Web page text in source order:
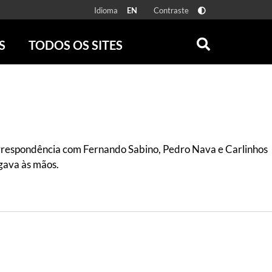
Idioma EN Contraste
TODOS OS SITES
TESTEMUNHA OCULAR
CLARICE LISPECTOR
com Fernando Sabino, Pedro Nava e Carlinhos
às mãos.